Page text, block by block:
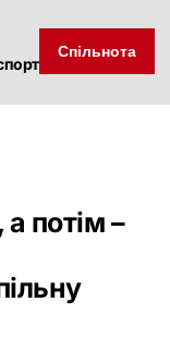
Спільнота
потім –